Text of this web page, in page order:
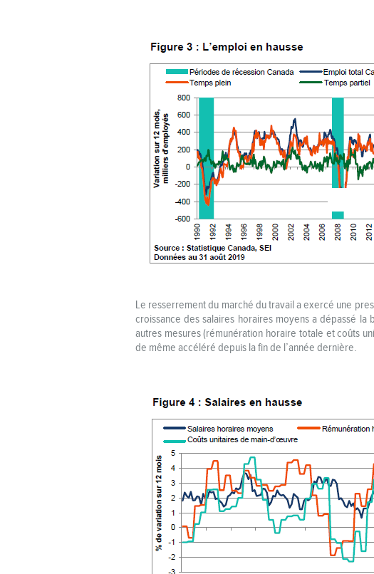
Le resserrement du marché du travail a exercé une
croissance des salaires horaires moyens a dépassé
autres mesures (rémunération horaire totale et coûts
de même accéléré depuis la fin de l’année dernière.